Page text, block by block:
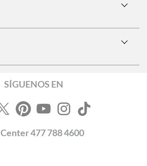
SÍGUENOS EN
Center477 788 4600